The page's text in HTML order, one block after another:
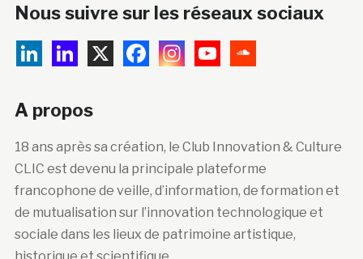
Nous suivre sur les réseaux sociaux
A propos
18 ans après sa création, le Club Innovation & Culture
CLIC est devenu la principale plateforme
francophone de veille, d’information, de formation et
de mutualisation sur l’innovation technologique et
sociale dans les lieux de patrimoine artistique,
historique et scientifique.